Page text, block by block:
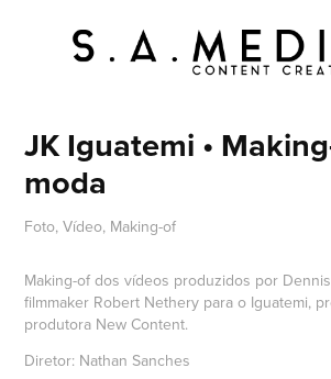
JK Iguatemi •
moda
Foto, Vídeo, Making-of
Making-of dos vídeos produzidos por
filmmaker Robert Nethery para o Iguatemi,
produtora New Content.
Diretor: Nathan Sanches